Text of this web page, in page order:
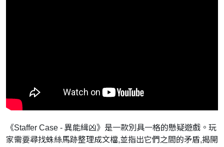
《Staffer Case - 異能緝凶》是一款別具一格的懸疑遊戲。玩
家需要尋找蛛絲馬跡整理成文檔,並指出它們之間的矛盾,揭開